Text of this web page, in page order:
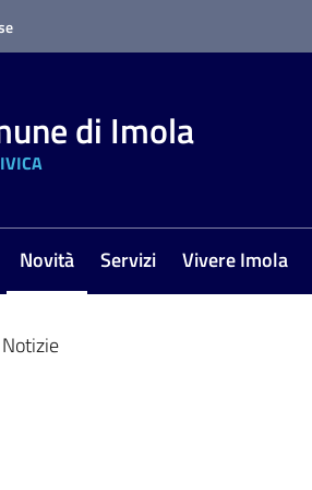
di Imola
Novità
Menu selezionato
Servizi Vivere Imola
Notizie